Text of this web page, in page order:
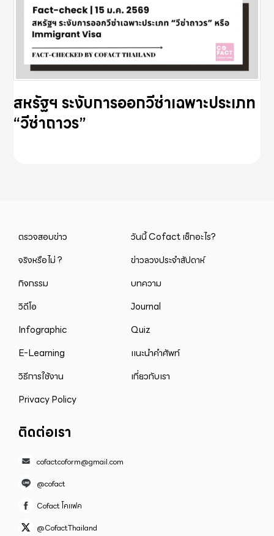
สหรัฐฯ ระงับการออกวีซ่าเฉพาะประเภท
“วีซ่าถาวร”
ตรวจสอบข่าว
วันนี้ Cofact เช็กอะไร?
จริงหรือไม่ ?
ข่าวลวงประจำสัปดาห์
กิจกรรม
บทความ
วิดีโอ
Journal
Infographic
Quiz
E-Learning
แนะนำคำศัพท์
วิธีการใช้งาน
เกี่ยวกับเรา
Privacy Policy
ติดต่อเรา
cofactcoform@gmail.com
@cofact
Cofact โคแฟค
@CofactThailand